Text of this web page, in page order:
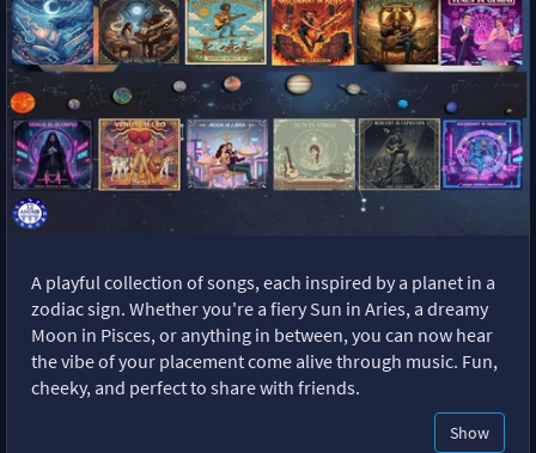
A playful collection of songs, each inspired by a planet in a
zodiac sign. Whether you're a fiery Sun in Aries, a dreamy
Moon in Pisces, or anything in between, you can now hear
the vibe of your placement come alive through music. Fun,
cheeky, and perfect to share with friends.
Show